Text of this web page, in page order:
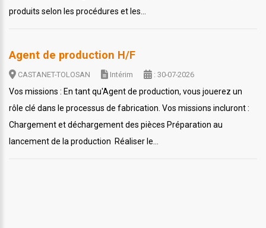
produits selon les procédures et les...
Agent de production H/F
CASTANET-TOLOSAN Intérim : 30-07-2026
Vos missions : En tant qu'Agent de production, vous jouerez un
rôle clé dans le processus de fabrication. Vos missions incluront :
Chargement et déchargement des pièces Préparation au
lancement de la production Réaliser le...